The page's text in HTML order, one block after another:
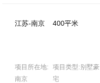
江苏-南京 400平米
项目所在地:
南京
项目类型:别墅豪
宅